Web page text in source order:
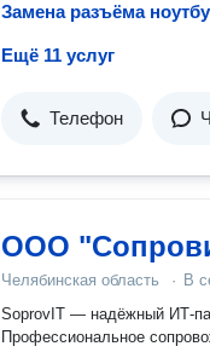
Замена разъёма
Ещё 11 услуг
Телефон
ООО
Челябинская область · В
SoprovIT — надёжный ИТ-
Профессиональное